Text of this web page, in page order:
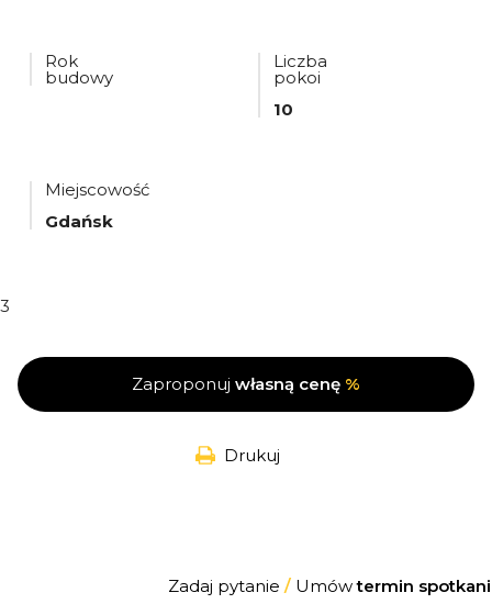
Rok
budowy
Liczba
pokoi
10
Miejscowość
Gdańsk
3
Zaproponuj własną cenę %
Drukuj
Zadaj pytanie /Umówtermin